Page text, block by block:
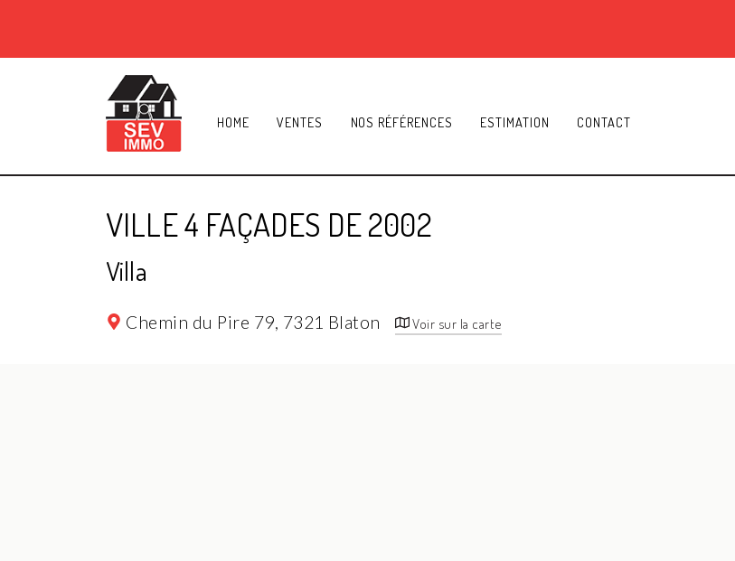
HOME VENTES NOS RÉFÉRENCES ESTIMATION CONTACT
VILLE 4 FAÇADES DE 2002
Villa
Chemin du Pire 79, 7321 Blaton Voir sur la carte